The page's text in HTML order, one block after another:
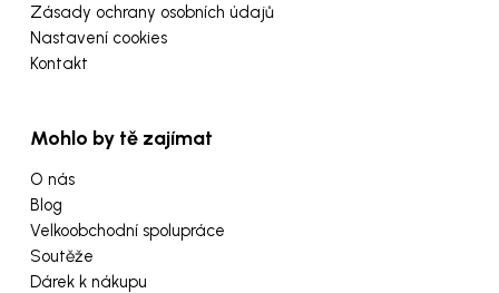
Zásady ochrany osobních údajů
Nastavení cookies
Kontakt
Mohlo by tě zajímat
O nás
Blog
Velkoobchodní spolupráce
Soutěže
Dárek k nákupu